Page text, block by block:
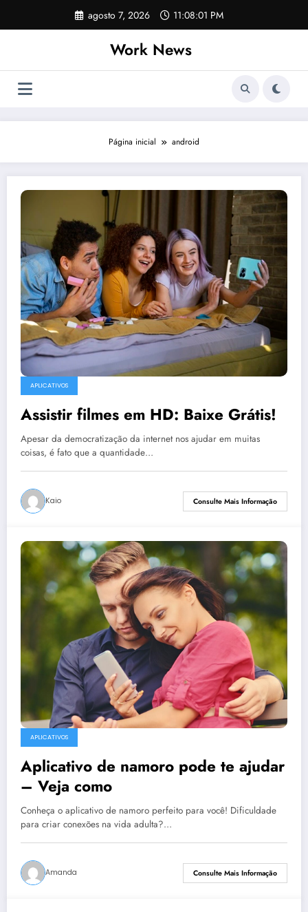
o
agosto 7, 2026 11:08:02 PM
Work News
Página inicial android
APLICATIVOS
Assistir filmes em HD: Baixe Grátis!
Apesar da democratização da internet nos ajudar em muitas
coisas, é fato que a quantidade…
Kaio Consulte Mais Informação
APLICATIVOS
Aplicativo de namoro pode te ajudar
– Veja como
Conheça o aplicativo de namoro perfeito para você! Dificuldade
para criar conexões na vida adulta?…
Amanda Consulte Mais Informação